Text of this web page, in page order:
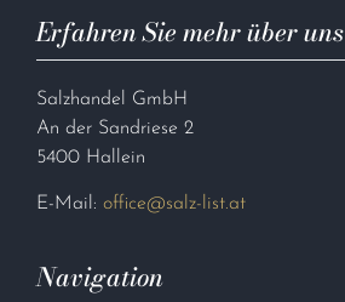
Erfahren Sie mehr über uns
Salzhandel GmbH
An der Sandriese 2
5400 Hallein
E-Mail: office@salz-list.at
Navigation